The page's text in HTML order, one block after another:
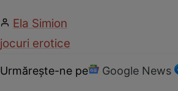
Ela Simion
jocuri erotice
Urmărește-ne pe Google News